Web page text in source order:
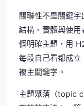
關聯性不是關鍵字
結構、實體與使
個明確主題，用
每段自己看都成立
複主關鍵字。
主題聚落（topic